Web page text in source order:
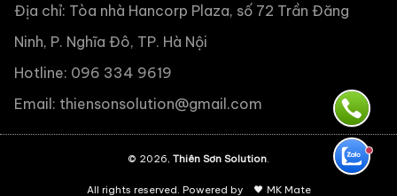
Địa chỉ: Tòa nhà Hancorp Plaza, số 72 Trần Đăng
Ninh, P. Nghĩa Đô, TP. Hà Nội
Hotline: 096 334 9619
Email: thiensonsolution@gmail.com
© 2026, Thiên Sơn Solution.
All rights reserved. Powered by MK Mate